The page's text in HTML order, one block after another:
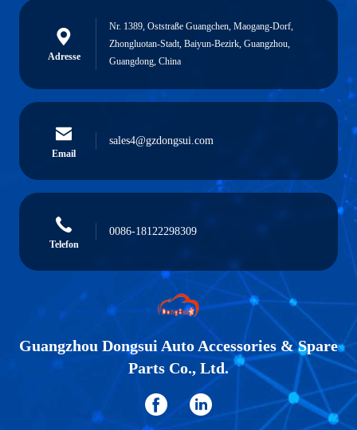
Adresse
Nr. 1389, Oststraße Guangchen, Maogang-Dorf,
Zhongluotan-Stadt, Baiyun-Bezirk, Guangzhou,
Guangdong, China
Email
sales4@gzdongsui.com
Telefon
0086-18122298309
Guangzhou Dongsui Auto Accessories & Spare
Parts Co., Ltd.